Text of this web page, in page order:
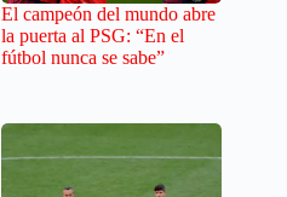
El campeón del mundo abre
la puerta al PSG: “En el
fútbol nunca se sabe”